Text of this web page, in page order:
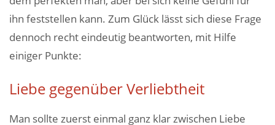
ihn feststellen kann. Zum Glück lässt sich diese Frage
dennoch recht eindeutig beantworten, mit Hilfe
einiger Punkte:
Liebe gegenüber Verliebtheit
Man sollte zuerst einmal ganz klar zwischen Liebe